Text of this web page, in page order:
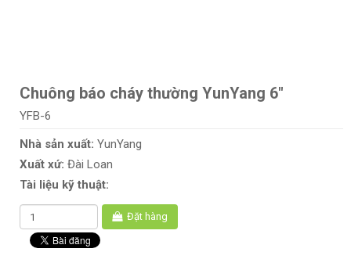
Chuông báo cháy thường YunYang 6"
YFB-6
Nhà sản xuất: YunYang
Xuất xứ: Đài Loan
Tài liệu kỹ thuật:
Đặt hàng